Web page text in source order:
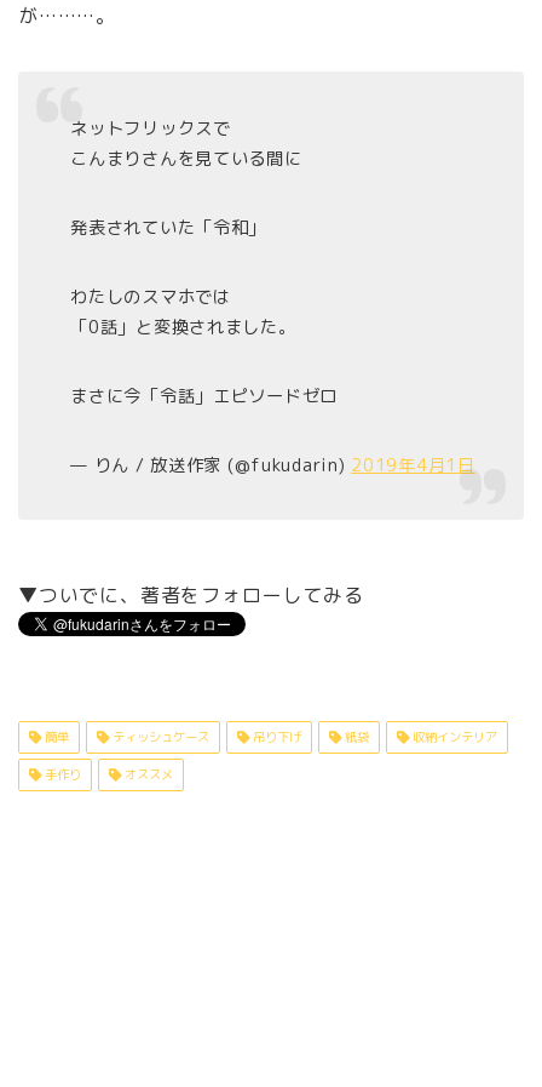
が………。
ネットフリックスで
こんまりさんを見ている間に
発表されていた「令和」
わたしのスマホでは
「0話」と変換されました。
まさに今「令話」エピソードゼロ
— りん / 放送作家 (@fukudarin) 2019年4月1日
▼ついでに、著者をフォローしてみる
簡単 ティッシュケース 吊り下げ 紙袋 収納インテリア
手作り オススメ